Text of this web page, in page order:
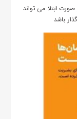
ابتلا می تواند
باشد